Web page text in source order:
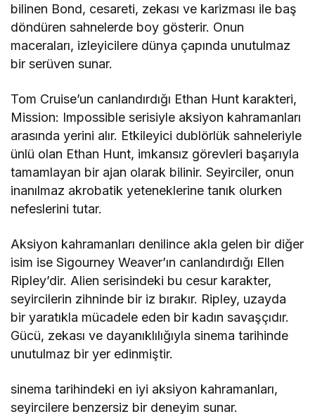
bilinen Bond, cesareti, zekası ve karizması ile baş
döndüren sahnelerde boy gösterir. Onun
maceraları, izleyicilere dünya çapında unutulmaz
bir serüven sunar.
Tom Cruise’un canlandırdığı Ethan Hunt karakteri,
Mission: Impossible serisiyle aksiyon kahramanları
arasında yerini alır. Etkileyici dublörlük sahneleriyle
ünlü olan Ethan Hunt, imkansız görevleri başarıyla
tamamlayan bir ajan olarak bilinir. Seyirciler, onun
inanılmaz akrobatik yeteneklerine tanık olurken
nefeslerini tutar.
Aksiyon kahramanları denilince akla gelen bir diğer
isim ise Sigourney Weaver’ın canlandırdığı Ellen
Ripley’dir. Alien serisindeki bu cesur karakter,
seyircilerin zihninde bir iz bırakır. Ripley, uzayda
bir yaratıkla mücadele eden bir kadın savaşçıdır.
Gücü, zekası ve dayanıklılığıyla sinema tarihinde
unutulmaz bir yer edinmiştir.
sinema tarihindeki en iyi aksiyon kahramanları,
seyircilere benzersiz bir deneyim sunar.